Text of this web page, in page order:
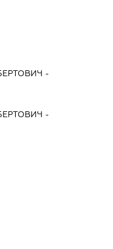
-
-